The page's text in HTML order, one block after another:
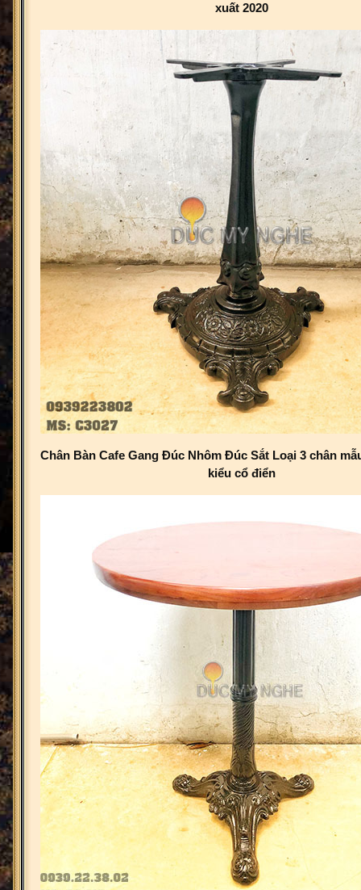
xuất 2020
Chân Bàn Cafe Gang Đúc Nhôm Đúc Sắt Loại 3 chân
kiểu cổ điển